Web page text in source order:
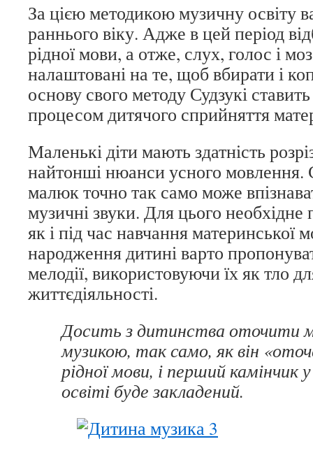
За цією методикою музичну освіту
раннього віку. Адже в цей період
рідної мови, а отже, слух, голос і
налаштовані на те, щоб вбирати і
основу свого методу Судзукі
процесом дитячого сприйняття
Маленькі діти мають здатність
найтонші нюанси усного мовлення.
малюк точно так само може
музичні звуки. Для цього необ­хідне
як і під час навчання материнської
народження дитині варто
мелодії, використовуючи їх як тло
життєдіяльності.
Досить з дитинства оточити
музикою, так само, як він
рідної мови, і перший камінчик
освіті буде закладений.